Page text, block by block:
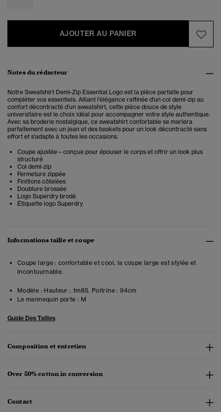
AJOUTER AU PANIER
Notes du rédacteur
Notre Sweatshirt Demi-Zip Essential Logo est la pièce parfaite pour
compléter vos essentiels. Alliant l'élégance raffinée d'un col demi-zip au
confort décontracté d'un sweatshirt, cette pièce douce de style
universitaire est le choix idéal pour accompagner votre style authentique.
Avec sa broderie nostalgique, ce sweatshirt confortable se mariera
parfaitement avec un jean et des baskets pour un look décontracté sans
effort et s'adapte à toutes les occasions.
Coupe ajustée – conçue pour épouser le corps et offrir un look plus
structuré
Col demi-zip
Fermeture zippée
Finitions côtelées
Doublure brossée
Logo Superdry brodé
Étiquette logo Superdry
Informations taille et coupe
Coupe large : confortable et cool, la coupe large est stylée et
incontournable.
Modèle : Hauteur : 1m85. Poitrine : 94cm
Le mannequin porte : M
Guide Des Tailles
Composition et entretien
Over 50% cotton in conversion
Contact